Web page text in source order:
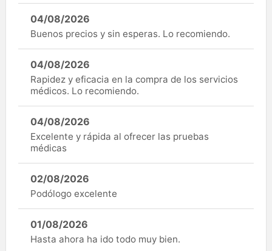
04/08/2026
Buenos precios y sin esperas. Lo recomiendo.
04/08/2026
Rapidez y eficacia en la compra de los servicios
médicos. Lo recomiendo.
04/08/2026
Excelente y rápida al ofrecer las pruebas
médicas
02/08/2026
Podólogo excelente
01/08/2026
Hasta ahora ha ido todo muy bien.